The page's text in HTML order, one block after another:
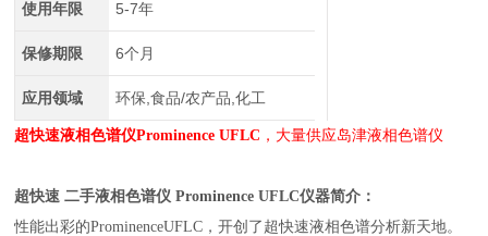
使用年限 5-7年
保修期限 6个月
应用领域 环保,食品/农产品,化工
超快速液相色谱仪Prominence UFLC ，大量供应岛津液相色谱仪
超快速 二手液相色谱仪 Prominence UFLC仪器简介：
性能出彩的ProminenceUFLC，开创了超快速液相色谱分析新天地。